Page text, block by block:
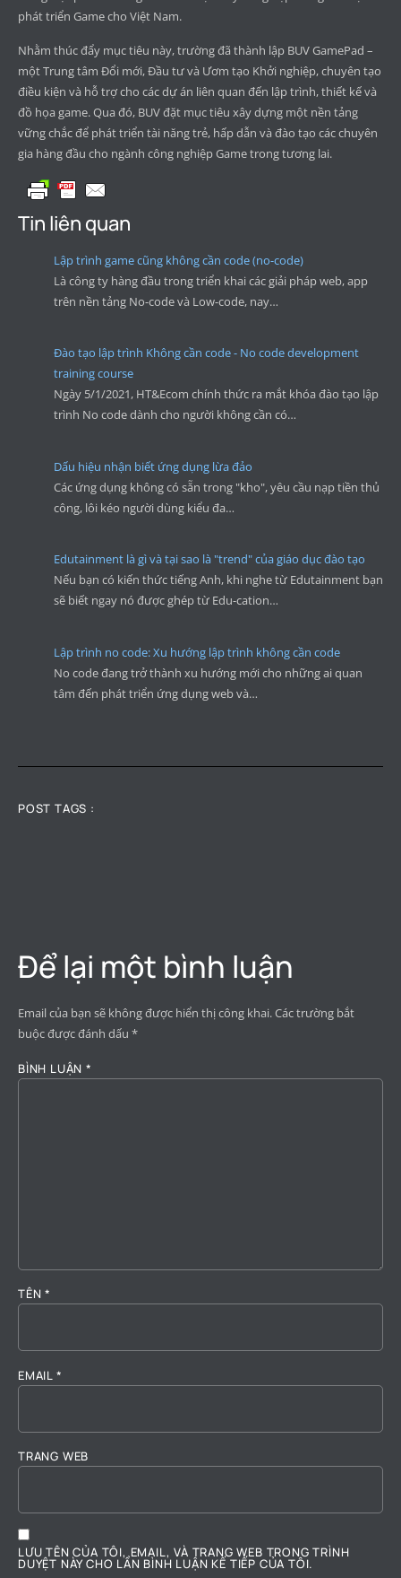
phát triển Game cho Việt Nam.
Nhằm thúc đẩy mục tiêu này, trường đã thành lập BUV GamePad –
một Trung tâm Đổi mới, Đầu tư và Ươm tạo Khởi nghiệp, chuyên tạo
điều kiện và hỗ trợ cho các dự án liên quan đến lập trình, thiết kế và
đồ họa game. Qua đó, BUV đặt mục tiêu xây dựng một nền tảng
vững chắc để phát triển tài năng trẻ, hấp dẫn và đào tạo các chuyên
gia hàng đầu cho ngành công nghiệp Game trong tương lai.
Tin liên quan
Lập trình game cũng không cần code (no-code)
Là công ty hàng đầu trong triển khai các giải pháp web, app
trên nền tảng No-code và Low-code, nay…
Đào tạo lập trình Không cần code - No code development
training course
Ngày 5/1/2021, HT&Ecom chính thức ra mắt khóa đào tạo lập
trình No code dành cho người không cần có…
Dấu hiệu nhận biết ứng dụng lừa đảo
Các ứng dụng không có sẵn trong "kho", yêu cầu nạp tiền thủ
công, lôi kéo người dùng kiểu đa…
Edutainment là gì và tại sao là "trend" của giáo dục đào tạo
Nếu bạn có kiến thức tiếng Anh, khi nghe từ Edutainment bạn
sẽ biết ngay nó được ghép từ Edu-cation…
Lập trình no code: Xu hướng lập trình không cần code
No code đang trở thành xu hướng mới cho những ai quan
tâm đến phát triển ứng dụng web và…
POST TAGS :
Để lại một bình luận
Email của bạn sẽ không được hiển thị công khai.Các trường bắt
buộc được đánh dấu *
BÌNH LUẬN *
TÊN*
EMAIL *
TRANG WEB
LƯU TÊN CỦA TÔI, EMAIL, VÀ TRANG WEB TRONG TRÌNH
DUYỆT NÀY CHO LẦN BÌNH LUẬN KẾ TIẾP CỦA TÔI.